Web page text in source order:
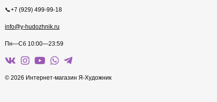
📞+7 (929) 499-99-18
info@y-hudozhnik.ru
Пн—Сб 10:00—23:59
© 2026 Интернет-магазин Я-Художник